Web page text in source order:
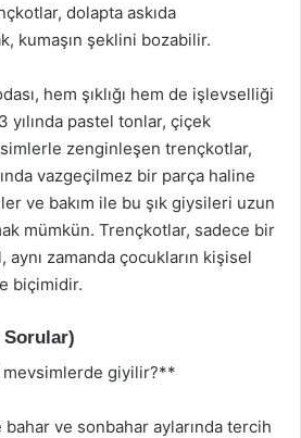
dolapta askıda
kumaşın şeklini bozabilir.
hem şıklığı hem de işlevselliği
yılında pastel tonlar, çiçek
zenginleşen trençkotlar,
vazgeçilmez bir parça haline
ve bakım ile bu şık giysileri uzun
mümkün. Trençkotlar, sadece bir
aynı zamanda çocukların kişisel
biçimidir.
Sorular)
giyilir?**
ve sonbahar aylarında tercih